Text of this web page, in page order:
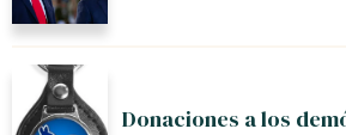
Donaciones a los